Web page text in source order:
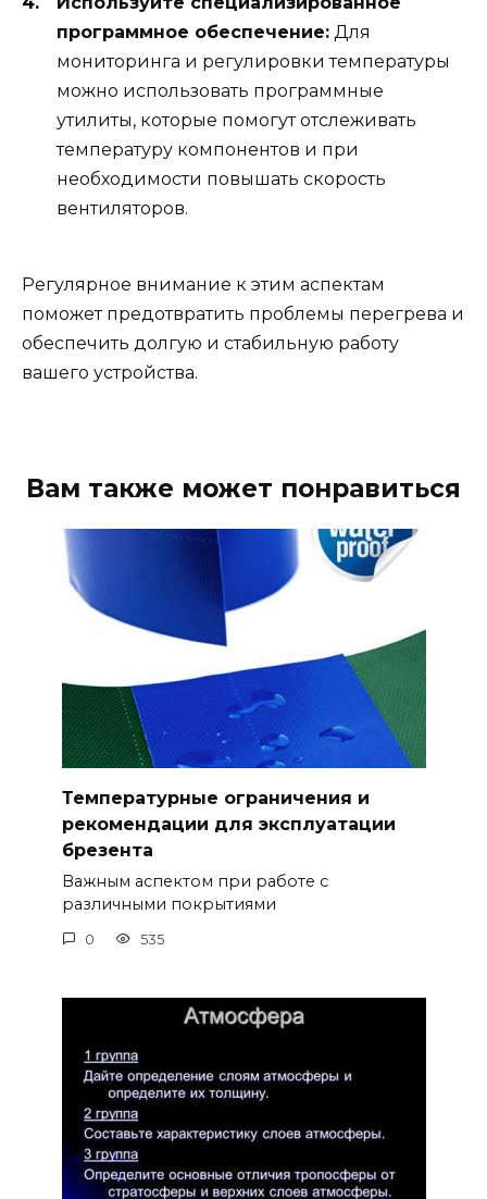
программное обеспечение: Для
мониторинга и регулировки температуры
можно использовать программные
утилиты, которые помогут отслеживать
температуру компонентов и при
необходимости повышать скорость
вентиляторов.
Регулярное внимание к этим аспектам
поможет предотвратить проблемы перегрева и
обеспечить долгую и стабильную работу
вашего устройства.
Вам также может понравиться
Температурные ограничения и
рекомендации для эксплуатации
брезента
Важным аспектом при работе с
различными покрытиями
0 535